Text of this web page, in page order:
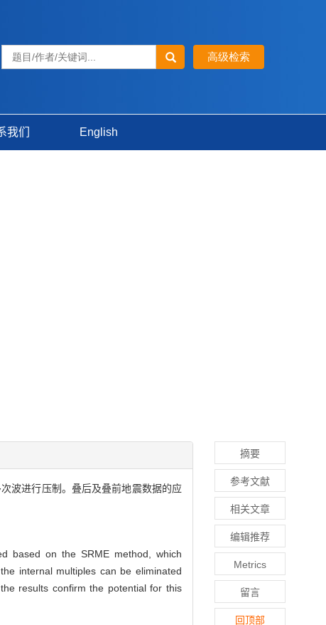
我们 English
波进行压制。叠后及叠前地震数据的应
based on the SRME method, which
internal multiples can be eliminated
results confirm the potential for this
摘要
参考文献
相关文章
编辑推荐
Metrics
留言
回顶部